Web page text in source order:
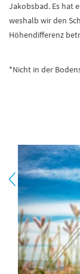
Jakobsbad. Es hat
weshalb wir den
Höhendifferenz
*Nicht in der